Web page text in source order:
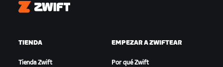
Zwift
TIENDA
Tienda Zwift
EMPEZAR A ZWIFTEAR
Por qué Zwift